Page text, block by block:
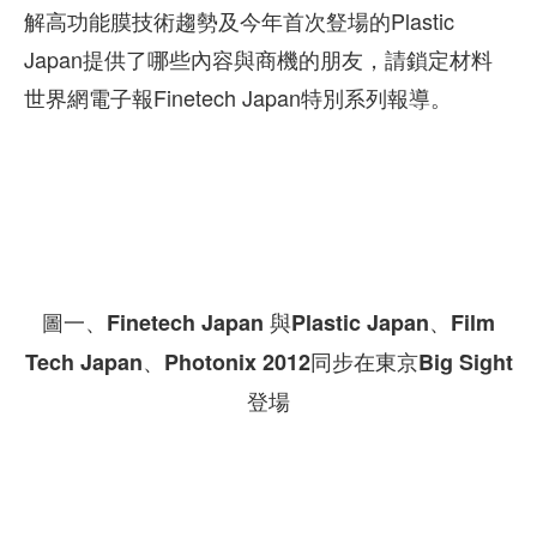
解高功能膜技術趨勢及今年首次豋場的Plastic
Japan提供了哪些內容與商機的朋友，請鎖定材料
世界網電子報Finetech Japan特別系列報導。
圖一、Finetech Japan 與Plastic Japan、Film
Tech Japan、Photonix 2012同步在東京Big Sight
登場